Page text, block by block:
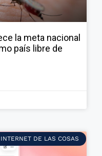
la meta nacional
país libre de
DE LAS COSAS